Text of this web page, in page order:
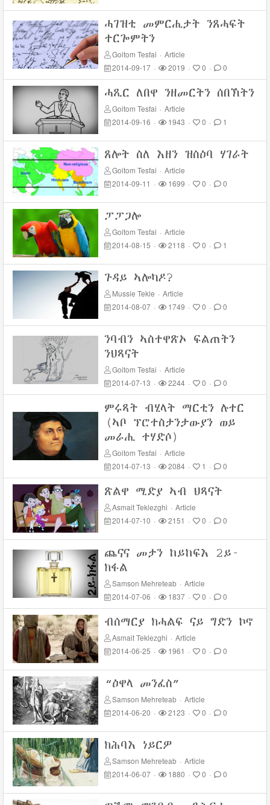
ሓገዝቲ መምርሒታት ንጸሓፍት
ተርጐምትን
Goitom Tesfai · Article
2014-09-17 · 2019 · 0 · 0
ሓጺር ለበዋ ንዘመርትን ሰበኽትን
Goitom Tesfai · Article
2014-09-16 · 1943 · 0 · 1
ጸሎት ስለ እዘን ዝስዕባ ሃገራት
Goitom Tesfai · Article
2014-09-11 · 1699 · 0 · 0
ፓፓጋሎ
Goitom Tesfai · Article
2014-08-15 · 2118 · 0 · 1
ጉዳይ ኣሎካዶ?
Mussie Tekle · Article
2014-08-07 · 1749 · 0 · 0
ንባብን ኣስተዋጽኦ ፍልጠትን
ንህጻናት
Goitom Tesfai · Article
2014-07-13 · 2244 · 0 · 0
ምሩጻት ብሂላት ማርቲን ሉተር
(ኣቦ ፕሮተስታንታውያን ወይ
መራሒ ተሃድሶ)
Goitom Tesfai · Article
2014-07-13 · 2084 · 1 · 0
ጽልዋ ሚድያ ኣብ ህጻናት
Asmait Teklezghi · Article
2014-07-10 · 2151 · 0 · 0
ጨናና መታን ከይከፍእ 2ይ-
ክፋል
Samson Mehreteab · Article
2014-07-06 · 1837 · 0 · 0
ብሰማርያ ክሓልፍ ናይ ግድን ኮኖ
Asmait Teklezghi · Article
2014-06-25 · 1961 · 0 · 0
“ዕዋላ መንፈስ”
Samson Mehreteab · Article
2014-06-20 · 2123 · 0 · 0
ክሕባእ ነይርዎ
Samson Mehreteab · Article
2014-06-07 · 1880 · 0 · 0